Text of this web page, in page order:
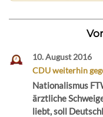
10. August 2016
CDU weiterhin
Nationalismus
ärztliche
liebt, soll